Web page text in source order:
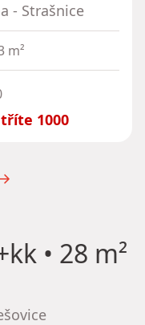
- Strašnice
m²
1000
• 28 m²